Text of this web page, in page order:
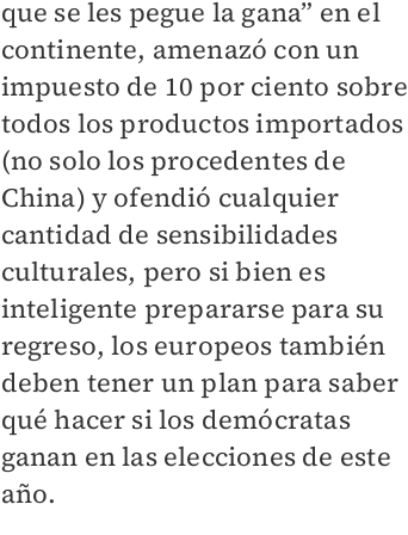
que se les pegue la gana” en el
continente, amenazó con un
impuesto de 10 por ciento sobre
todos los productos importados
(no solo los procedentes de
China) y ofendió cualquier
cantidad de sensibilidades
culturales, pero si bien es
inteligente prepararse para su
regreso, los europeos también
deben tener un plan para saber
qué hacer si los demócratas
ganan en las elecciones de este
año.